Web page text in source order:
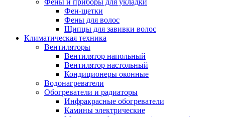
Фен-щетки
Фены для волос
Щипцы для завивки волос
Климатическая техника
Вентиляторы
Вентилятор напольный
Вентилятор настольный
Кондиционеры оконные
Водонагреватели
Обогреватели и радиаторы
Инфракрасные обогреватели
Камины электрические